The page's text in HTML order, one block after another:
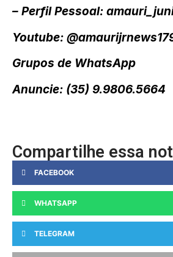
– Perfil Pessoal:
Youtube:
Grupos de WhatsApp
Anuncie: (35) 9.9806.5664
Compartilhe essa
FACEBOOK
WHATSAPP
TELEGRAM